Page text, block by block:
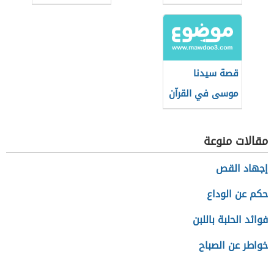
الإسلام
الكريم
قصة سيدنا
موسى في القرآن
حسب تسلسلها
التاريخي
مقالات منوعة
إجهاد القص
حكم عن الوداع
فوائد الحلبة باللبن
خواطر عن الصباح